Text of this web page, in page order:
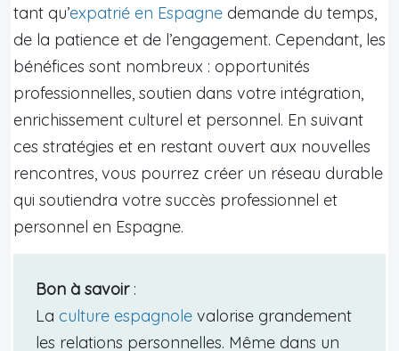
tant qu’expatrié en Espagne demande du temps,
de la patience et de l’engagement. Cependant, les
bénéfices sont nombreux : opportunités
professionnelles, soutien dans votre intégration,
enrichissement culturel et personnel. En suivant
ces stratégies et en restant ouvert aux nouvelles
rencontres, vous pourrez créer un réseau durable
qui soutiendra votre succès professionnel et
personnel en Espagne.
Bon à savoir:
La culture espagnole valorise grandement
les relations personnelles. Même dans un